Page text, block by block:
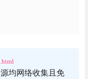
均网络收集且免